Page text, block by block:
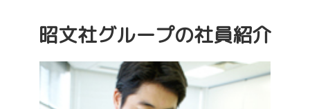
昭文社グループの社員紹介